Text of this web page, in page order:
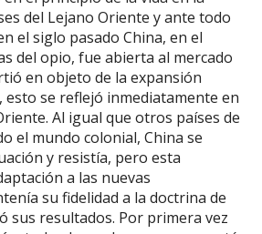
del Lejano Oriente y ante todo
el siglo pasado China, en el
del opio, fue abierta al mercado
en objeto de la expansión
esto se reflejó inmediatamente en
Al igual que otros países de
el mundo colonial, China se
y resistía, pero esta
a las nuevas
su fidelidad a la doctrina de
sus resultados. Por primera vez